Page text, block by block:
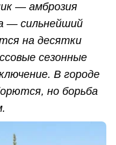
— амброзия
— сильнейший
на десятки
сезонные
В городе
но борьба